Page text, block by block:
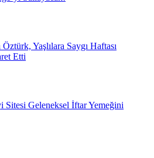
Yaşlılara Saygı Haftası
Etti
Sitesi Geleneksel İftar Yemeğini